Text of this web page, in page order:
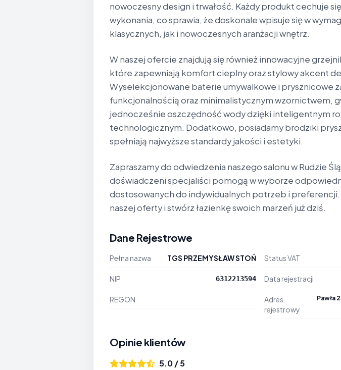
nowoczesny design i trwałość. Każdy produkt cechuje
wykonania, co sprawia, że doskonale wpisuje się w
klasycznych, jak i nowoczesnych aranżacji wnętrz.
W naszej ofercie znajdują się również innowacyjne
które zapewniają komfort cieplny oraz stylowy akcent
Wyselekcjonowane baterie umywalkowe i prysznicowe
funkcjonalnością oraz minimalistycznym wzornictwem,
jednocześnie oszczędność wody dzięki inteligentnym
technologicznym. Dodatkowo, posiadamy brodziki
spełniają najwyższe standardy jakości i estetyki.
Zapraszamy do odwiedzenia naszego salonu w Rudzie
doświadczeni specjaliści pomogą w wyborze
dostosowanych do indywidualnych potrzeb i preferencji.
naszej oferty i stwórz łazienkę swoich marzeń już dziś.
Dane Rejestrowe
Pełna nazwa TGS PRZEMYSŁAW STOŃ
NIP 6312213594
REGON
Status VAT
Data rejestracji
Adres
rejestrowy
Pawła
Opinie klientów
5.0 / 5